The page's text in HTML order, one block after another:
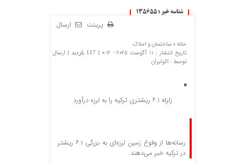
شناسه خبر : 135655
ارسال پرینت
خانه » ساختمان و املاک
تاریخ انتشار : 11 آگوست 2025 - 0:12 |
117 بازدید
| ارسال
توسط : اکوایران
زلزله ۶.۱ ریشتری ترکیه را به لرزه درآورد
رسانه‌ها از وقوع زمین لرزه‌ای به بزرگی ۶.۱ ریشتر
در ترکیه خبر می‌دهند.